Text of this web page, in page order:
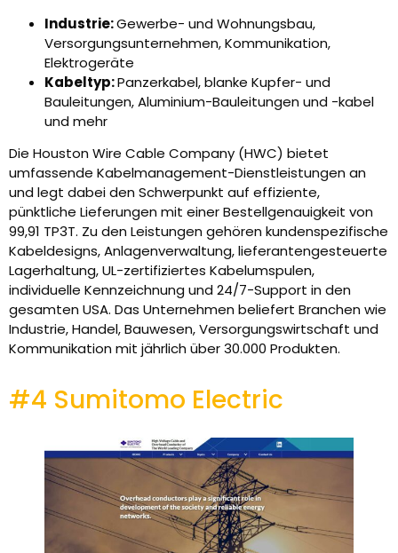
Industrie:Gewerbe- und Wohnungsbau,
Versorgungsunternehmen, Kommunikation,
Elektrogeräte
Kabeltyp:Panzerkabel, blanke Kupfer- und
Bauleitungen, Aluminium-Bauleitungen und -kabel
und mehr
Die Houston Wire Cable Company (HWC) bietet
umfassende Kabelmanagement-Dienstleistungen an
und legt dabei den Schwerpunkt auf effiziente,
pünktliche Lieferungen mit einer Bestellgenauigkeit von
99,91 TP3T. Zu den Leistungen gehören kundenspezifische
Kabeldesigns, Anlagenverwaltung, lieferantengesteuerte
Lagerhaltung, UL-zertifiziertes Kabelumspulen,
individuelle Kennzeichnung und 24/7-Support in den
gesamten USA. Das Unternehmen beliefert Branchen wie
Industrie, Handel, Bauwesen, Versorgungswirtschaft und
Kommunikation mit jährlich über 30.000 Produkten.
#4 Sumitomo Electric